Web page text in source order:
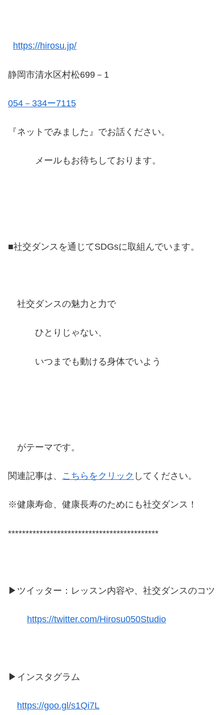
https://hirosu.jp/
静岡市清水区村松699－1
054－334ー7115
『ネットでみました』でお話ください。
メールもお待ちしております。
■社交ダンスを通じてSDGsに取組んでいます。
社交ダンスの魅力と力で
ひとりじゃない、
いつまでも動ける身体でいよう
がテーマです。
関連記事は、 こちらをクリック してください。
※健康寿命、健康長寿のためにも社交ダンス！
*******************************************
▶ツイッター：レッスン内容や、社交ダンスのコツ
https://twitter.com/Hirosu050Studio
▶インスタグラム
https://goo.gl/s1Qi7L